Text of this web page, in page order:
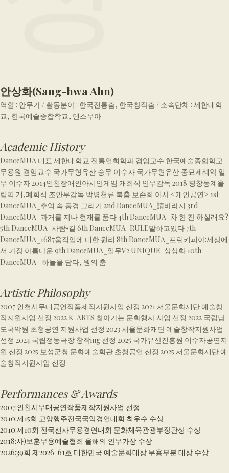
안상화(Sang-hwa Ahn)
역할 : 안무가 / 활동분야 : 한국전통춤, 한국창작춤 / 소속단체 : 세한대학
교, 한국예술종합학교, 댄스무아
Academic History
DanceMUA 대표 세한대학교 전통연희학과 겸임교수 한국예술종합학교
무용원 겸임교수 국가무형유산 승무 이수자 국가무형유산 종묘제례악 일
무 이수자 2014인천장애인아시안게임 개회식 안무감독 2018 평창동계올
림픽 개,폐회식 조안무감독 박병천류 북춤 보존회 이사 <개인공연> 1st
DanceMUA_추억 속 풍경 그리기 2nd DanceMUA_請바라지 3rd
DanceMUA_과거를 지나 현재를 품다 4th DanceMUA_차 한 잔 하실래요?
5th DanceMUA_사람⦁길 6th DanceMUA_RULE말하고있다 7th
DanceMUA_1687움직임에 대한 원리 8th DanceMUA_프린키피아:세상에
서 가장 아름다운 9th DanceMUA_일무V2.UNIQUE-상상화 10th
DanceMUA _하늘을 담다, 원의 춤
Artistic Philosophy
2007 인천시무대공연작품제작지원사업 선정 2021 서울문화재단 예술창
작지원사업 선정 2022 K-ARTS 찾아가는 문화행사 사업 선정 2022 국립남
도국악원 초청공연 지원사업 선정 2023 서울문화재단 예술창작지원사업
선정 2024 국립정동극장 창작ing 선정 2025 국가유산진흥원 이수자공연지
원 선정 2025 보성군청 문화예술회관 초청공연 선정 2025 서울문화재단 예
술창작지원사업 선정
Performances & Awards
2007:인천시무대공연작품제작지원사업 선정
2010:제15회 고양행주전국국악경연대회 최우수 수상
2010:제10회 전국선사무용경연대회 문화체육관광부장관상 수상
2018:사)보훈무용예술협회 올해의 안무가상 수상
2026:39회 제2026-61호 대한민국 예술문화대상 무용부분 대상 수상